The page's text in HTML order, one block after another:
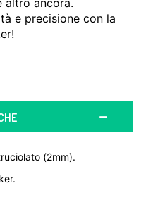
e precisione con la
(2mm).